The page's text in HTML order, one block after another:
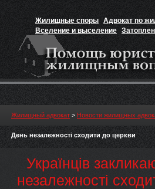
Жилищные споры Адвокат по
Вселение и выселение
Признание прав на жильё
Жилищный адвокат > Новости жилищных
День незалежності сходити до церкви
Українців
незалежності